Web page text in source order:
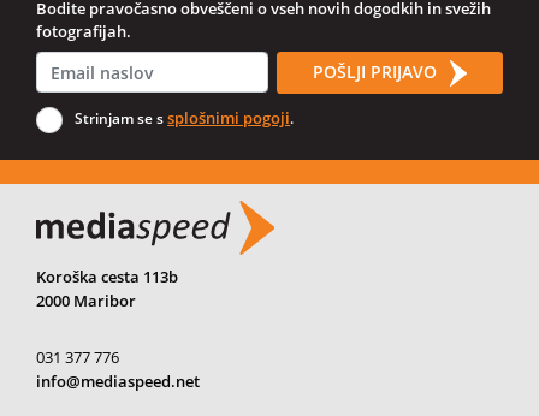
Bodite pravočasno obveščeni o vseh novih dogodkih in svežih
fotografijah.
POŠLJI PRIJAVO
Strinjam se ssplošnimi pogoji.
Koroška cesta 113b
2000 Maribor
031 377 776
info@mediaspeed.net